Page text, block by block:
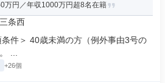
万円／年収1000万円超8名在籍
条西
件＞ 40歳未満の方（例外事由3号の
...
+26個